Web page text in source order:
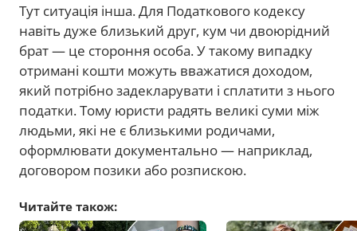
Тут ситуація інша. Для Податкового кодексу
навіть дуже близький друг, кум чи двоюрідний
брат — це стороння особа. У такому випадку
отримані кошти можуть вважатися доходом,
який потрібно задекларувати і сплатити з нього
податки. Тому юристи радять великі суми між
людьми, які не є близькими родичами,
оформлювати документально — наприклад,
договором позики або розпискою.
Читайте також: